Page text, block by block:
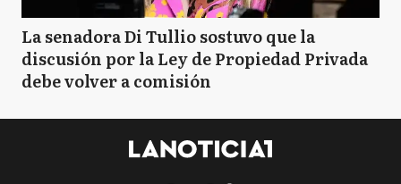
La senadora Di Tullio sostuvo que la
discusión por la Ley de Propiedad Privada
debe volver a comisión